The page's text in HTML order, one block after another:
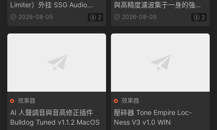
Limiter）外挂 SSG Audio
Loudness PRO v1.1.104
2026-08-05 2
與高精度濾波集于一身的強大
音色塑形插件 Tone Empire
2026-08-05 2
效果器
AI 人聲調音與音高修正插件
Bulldog Tuned v1.1.2 MacOS
效果器
壓碎器 Tone Empire Loc-
Ness V3 v1.0 WIN